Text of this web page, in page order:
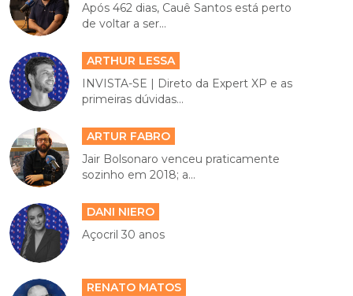
Após 462 dias, Cauê Santos está perto
de voltar a ser...
ARTHUR LESSA
INVISTA-SE | Direto da Expert XP e as
primeiras dúvidas...
ARTUR FABRO
Jair Bolsonaro venceu praticamente
sozinho em 2018; a...
DANI NIERO
Açocril 30 anos
RENATO MATOS